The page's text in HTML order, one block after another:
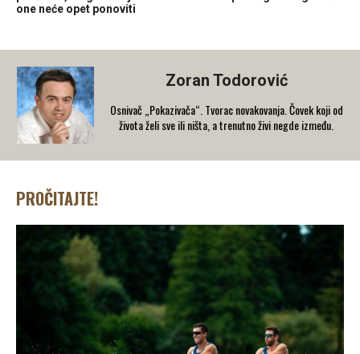
one neće opet ponoviti
Zoran Todorović
Osnivač „Pokazivača“. Tvorac novakovanja. Čovek koji od
života želi sve ili ništa, a trenutno živi negde između.
PROČITAJTE!